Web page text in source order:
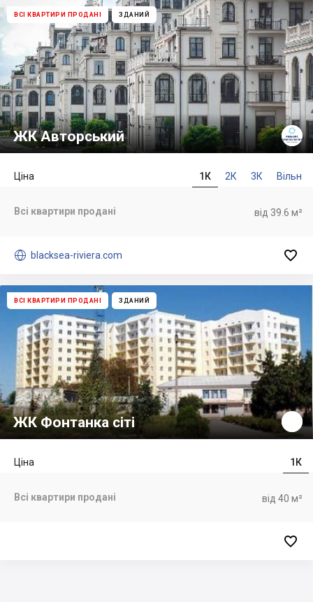
ВСІ КВАРТИРИ ПРОДАНІ ЗДАНИЙ
ЖК Авторський
1К 2К 3К Вільн
Ціна
від 39.6 м²
Всі квартири продані
 blacksea-riviera.com 
ВСІ КВАРТИРИ ПРОДАНІ ЗДАНИЙ
ЖК Фонтанка сіті
1К
Ціна
від 40 м²
Всі квартири продані
